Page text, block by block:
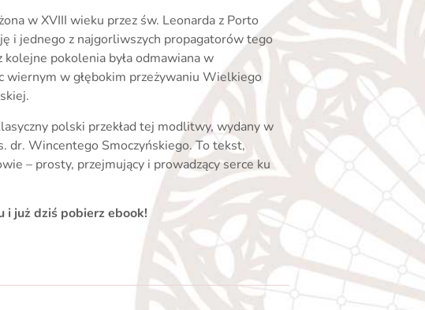
w XVIII wieku przez św. Leonarda z Porto
i jednego z najgorliwszych propagatorów tego
pokolenia była odmawiana w
wiernym w głębokim przeżywaniu Wielkiego
polski przekład tej modlitwy, wydany w
dr. Wincentego Smoczyńskiego. To tekst,
– prosty, przejmujący i prowadzący serce ku
i już dziś pobierz ebook!